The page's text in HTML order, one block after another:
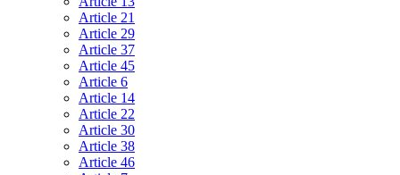
Article 21
Article 29
Article 37
Article 45
Article 6
Article 14
Article 22
Article 30
Article 38
Article 46